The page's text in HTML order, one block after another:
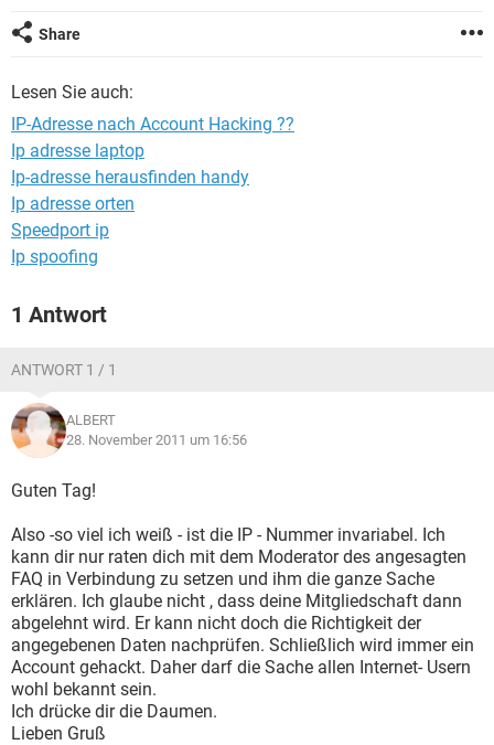
Share
Lesen Sie auch:
IP-Adresse nach Account Hacking ??
Ip adresse laptop
Ip-adresse herausfinden handy
Ip adresse orten
Speedport ip
Ip spoofing
1 Antwort
ANTWORT 1 / 1
ALBERT
28. November 2011 um 16:56
Guten Tag!
Also -so viel ich weiß - ist die IP - Nummer invariabel. Ich
kann dir nur raten dich mit dem Moderator des angesagten
FAQ in Verbindung zu setzen und ihm die ganze Sache
erklären. Ich glaube nicht , dass deine Mitgliedschaft dann
abgelehnt wird. Er kann nicht doch die Richtigkeit der
angegebenen Daten nachprüfen. Schließlich wird immer ein
Account gehackt. Daher darf die Sache allen Internet- Usern
wohl bekannt sein.
Ich drücke dir die Daumen.
Lieben Gruß